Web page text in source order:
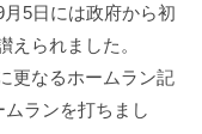
5日には政府から初
られました。
更なるホームラン記
ランを打ちまし